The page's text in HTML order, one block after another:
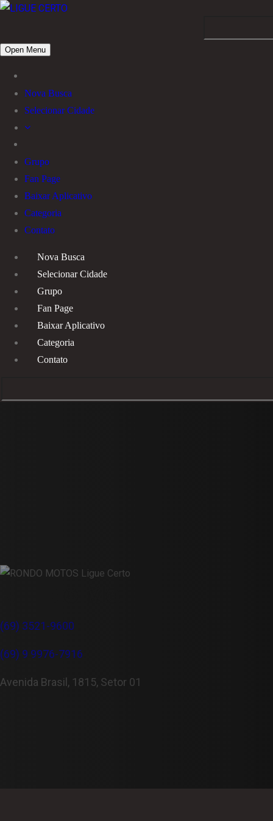
Open Menu
Nova Busca
Selecionar Cidade
Grupo
Fan Page
Baixar Aplicativo
Categoria
Contato
Nova Busca
Selecionar Cidade
Grupo
Fan Page
Baixar Aplicativo
Categoria
Contato
(69) 3521-9600
(69) 9 9976-7916
Avenida Brasil, 1815, Setor 01